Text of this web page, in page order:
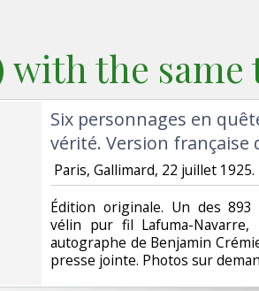
with the
‎Six personnages en
vérité. Version française
Paris, Gallimard, 22 juillet
‎Édition originale. Un des
vélin pur fil Lafuma-
autographe de Benjamin
presse jointe. Photos sur